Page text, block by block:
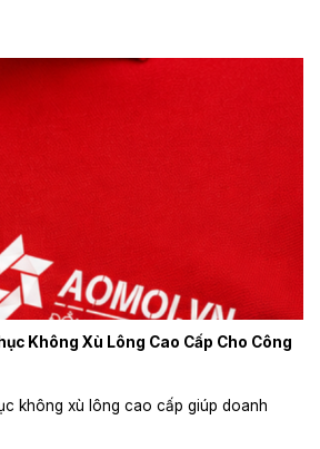
Không Xù Lông Cao Cấp Cho Công
không xù lông cao cấp giúp doanh